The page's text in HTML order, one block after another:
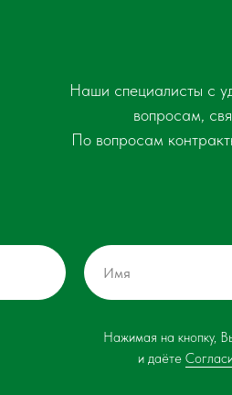
Наши специалисты с
вопросам,
По вопросам
Нажимая на кнопку,
и даёте